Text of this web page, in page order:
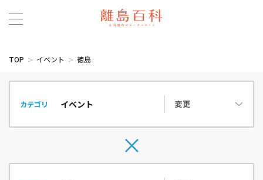
TOP イベント 徳島
カテゴリ 変更